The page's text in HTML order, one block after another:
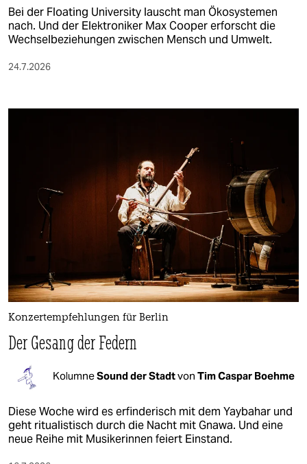
Bei der Floating University lauscht man Ökosystemen
nach. Und der Elektroniker Max Cooper erforscht die
Wechselbeziehungen zwischen Mensch und Umwelt.
24.7.2026
Konzertempfehlungen für Berlin
Der Gesang der Federn
KolumneSound der Stadtvon Tim Caspar Boehme
Diese Woche wird es erfinderisch mit dem Yaybahar und
geht ritualistisch durch die Nacht mit Gnawa. Und eine
neue Reihe mit Musikerinnen feiert Einstand.